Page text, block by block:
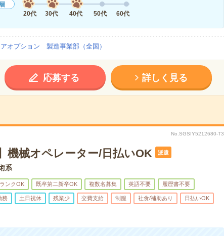
20代
30代 40代 50代 60代
オプション 製造事業部（全国）
応募する 詳しく見る
No.SGSIY5212680-T3
機械オペレーター/日払いOK 派遣
系
ンクOK 既卒第二新卒OK 複数名募集 英語不要 履歴書不要
務 土日祝休 残業少 交費支給 制服 社食/補助あり 日払いOK